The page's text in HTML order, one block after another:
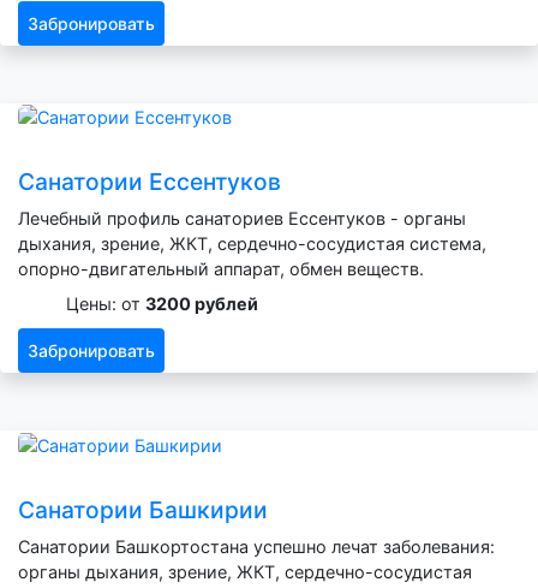
Забронировать
Санатории Ессентуков
Лечебный профиль санаториев Ессентуков - органы
дыхания, зрение, ЖКТ, сердечно-сосудистая система,
опорно-двигательный аппарат, обмен веществ.
Цены: от 3200 рублей
Забронировать
Санатории Башкирии
Санатории Башкортостана успешно лечат заболевания:
органы дыхания, зрение, ЖКТ, сердечно-сосудистая